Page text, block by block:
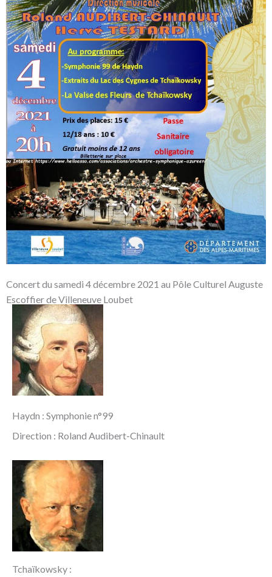
Concert du samedi 4 décembre 2021 au Pôle Culturel Auguste
Escoffier de Villeneuve Loubet
Haydn : Symphonie n°99
Direction : Roland Audibert-Chinault
Tchaïkowsky :